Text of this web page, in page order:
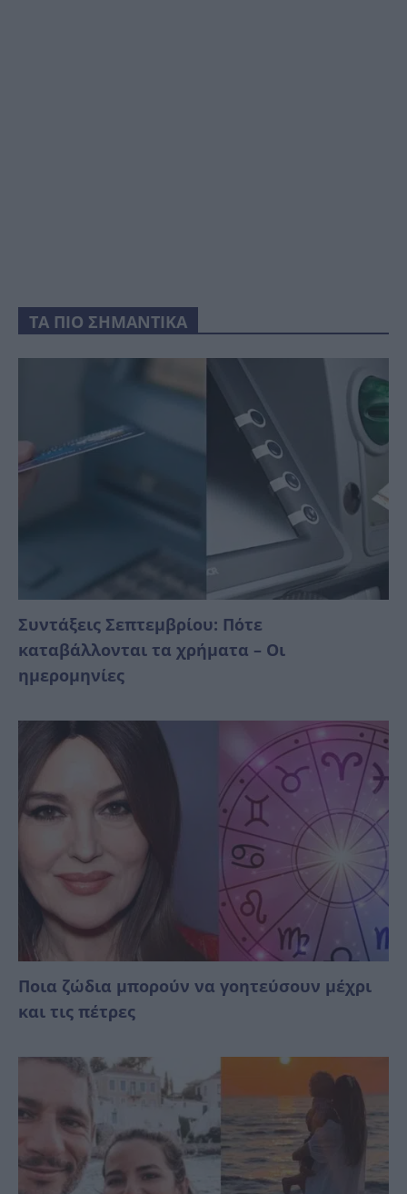
ΤΑ ΠΙΟ ΣΗΜΑΝΤΙΚΑ
Συντάξεις Σεπτεμβρίου: Πότε
καταβάλλονται τα χρήματα – Οι
ημερομηνίες
Ποια ζώδια μπορούν να γοητεύσουν μέχρι
και τις πέτρες